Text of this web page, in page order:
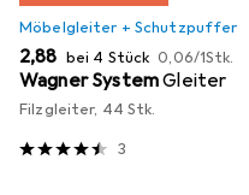
Möbelgleiter + Schutzpuffer
EUR
2,88 bei 4 Stück EUR
0,06/1Stk.
Wagner SystemGleiter
Filzgleiter, 44 Stk.
3